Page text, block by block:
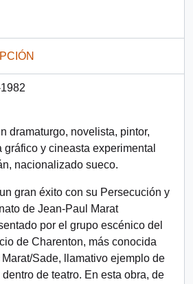
dramaturgo, novelista, pintor,
gráfico y cineasta experimental
nacionalizado sueco.
gran éxito con su Persecución y
de Jean-Paul Marat
por el grupo escénico del
de Charenton, más conocida
Sade, llamativo ejemplo de
dentro de teatro. En esta obra, de